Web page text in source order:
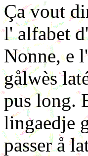
Ça vout
l' alfabet
Nonne, e
gålwès
pus long.
lingaedje
passer å